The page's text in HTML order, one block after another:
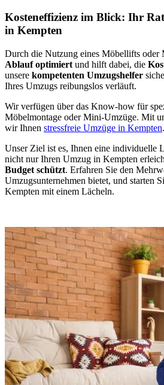
Kosteneffizienz im Blick: Ihr
in Kempten
Durch die Nutzung eines Möbellifts oder
Ablauf optimiert und hilft dabei, die
unsere kompetenten Umzugshelfer
Ihres Umzugs reibungslos verläuft.
Wir verfügen über das Know-how für
Möbelmontage oder Mini-Umzüge. Mit
wir Ihnen stressfreie Umzüge in Kempten.
Unser Ziel ist es, Ihnen eine individuelle
nicht nur Ihren Umzug in Kempten
Budget schützt. Erfahren Sie den
Umzugsunternehmen bietet, und starten
Kempten mit einem Lächeln.